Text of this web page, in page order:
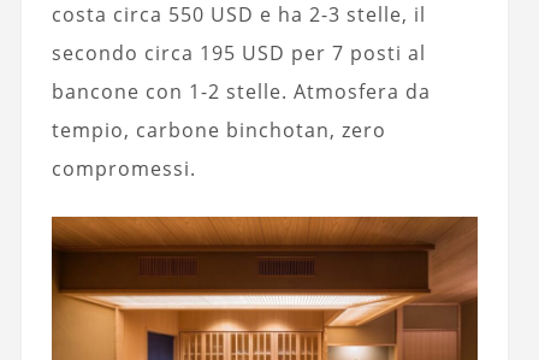
costa circa 550 USD e ha 2-3 stelle, il
secondo circa 195 USD per 7 posti al
bancone con 1-2 stelle. Atmosfera da
tempio, carbone binchotan, zero
compromessi.